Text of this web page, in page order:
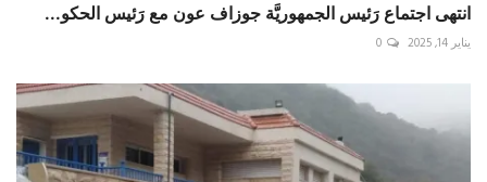
انتهى اجتماع رَئيس الجمهوريَّة جوزاف عون مع رَئيس الحكو...
يناير 14, 2025 0